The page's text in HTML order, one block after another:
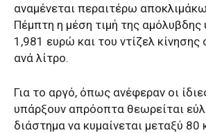
αναμένεται περαιτέρω
Πέμπτη η μέση τιμή της
1,981 ευρώ και του ντίζελ
ανά λίτρο.
Για το αργό, όπως ανέφεραν οι
υπάρξουν απρόοπτα θεωρείται
διάστημα να κυμαίνεται μεταξύ 80